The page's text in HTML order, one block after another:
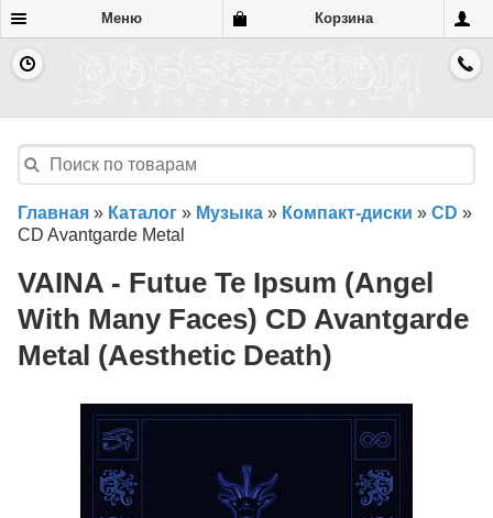
Меню Корзина
Главная » Каталог » Музыка » Компакт-диски » CD »
CD Avantgarde Metal
VAINA - Futue Te Ipsum (Angel
With Many Faces) CD Avantgarde
Metal (Aesthetic Death)